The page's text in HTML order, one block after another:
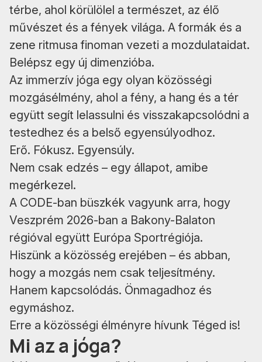
térbe, ahol körülölel a természet, az élő
művészet és a fények világa. A formák és a
zene ritmusa finoman vezeti a mozdulataidat.
Belépsz egy új dimenzióba.
Az immerzív jóga egy olyan közösségi
mozgásélmény, ahol a fény, a hang és a tér
együtt segít lelassulni és visszakapcsolódni a
testedhez és a belső egyensúlyodhoz.
Erő. Fókusz. Egyensúly.
Nem csak edzés – egy állapot, amibe
megérkezel.
A CODE-ban büszkék vagyunk arra, hogy
Veszprém 2026-ban a Bakony-Balaton
régióval együtt Európa Sportrégiója.
Hiszünk a közösség erejében – és abban,
hogy a mozgás nem csak teljesítmény.
Hanem kapcsolódás. Önmagadhoz és
egymáshoz.
Erre a közösségi élményre hívunk Téged is!
Mi az a jóga?